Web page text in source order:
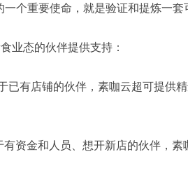
一个重要使命，就是验证和提炼一
业态的伙伴提供支持：
已有店铺的伙伴，素咖云超可提供
资金和人员、想开新店的伙伴，